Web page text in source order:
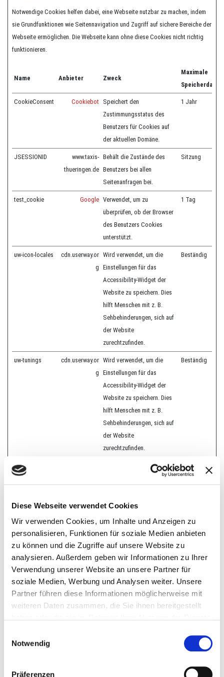
Diese Webseite verwendet Cookies
Wir verwenden Cookies, um Inhalte und Anzeigen zu
personalisieren, Funktionen für soziale Medien anbieten
zu können und die Zugriffe auf unsere Website zu
analysieren. Außerdem geben wir Informationen zu Ihrer
Verwendung unserer Website an unsere Partner für
soziale Medien, Werbung und Analysen weiter. Unsere
Partner führen diese Informationen möglicherweise mit
weiteren Daten zusammen, die Sie ihnen bereitgestellt
Notwendig
Präferenzen
Notwendige Cookies helfen dabei, eine Webseite nutzbar zu machen, indem
sie Grundfunktionen wie Seitennavigation und Zugriff auf sichere Bereiche der
Webseite ermöglichen. Die Webseite kann ohne diese Cookies nicht richtig
funktionieren.
Name Anbieter Zweck
Maximale
Speicherdauer
CookieConsent Cookiebot
Speichert den
Zustimmungsstatus des
Benutzers für Cookies auf
der aktuellen Domäne.
1 Jahr
JSESSIONID
www.taxis-
thueringen.de
Behält die Zustände des
Benutzers bei allen
Seitenanfragen bei.
Sitzung
test_cookie Google Verwendet, um zu
überprüfen, ob der Browser
des Benutzers Cookies
unterstützt.
1 Tag
uw-icon-locales
cdn.userway.or
g
Wird verwendet, um die
Einstellungen für das
Accessibility-Widget der
Website zu speichern. Dies
hilft Menschen mit z. B.
Sehbehinderungen, sich auf
der Website
zurechtzufinden.
Beständig
uw-tunings
cdn.userway.or
g
Wird verwendet, um die
Einstellungen für das
Accessibility-Widget der
Website zu speichern. Dies
hilft Menschen mit z. B.
Sehbehinderungen, sich auf
der Website
zurechtzufinden.
Beständig
uw-tunings-
checksum
Wird verwendet, um die
Website zu speichern. Dies
der Website
zurechtzufinden.
Beständig
uw-uid
cdn.userway.or
g
Wird verwendet, um die
Einstellungen für das
Accessibility-Widget der
Website zu speichern. Dies
Beständig